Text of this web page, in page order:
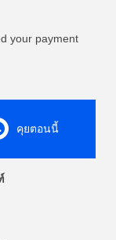
your payment
คุยตอนนี้